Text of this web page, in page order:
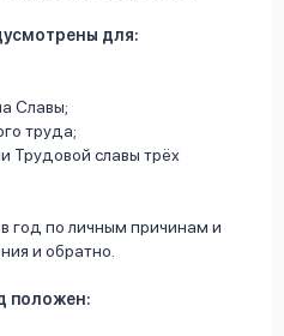
для:
Славы;
труда;
Трудовой славы трёх
по личным причинам и
и обратно.
положен: